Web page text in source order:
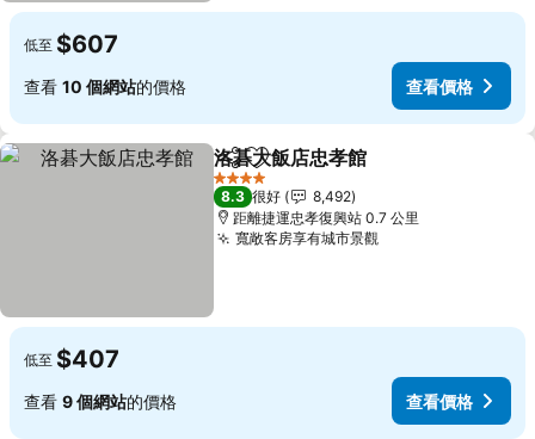
低至 $607
查看 10 個網站的價格 查看價格
分享 放到收藏夾
洛碁大飯店忠孝館
4 星級
8.3 很好
8,492
距離捷運忠孝復興站 0.7 公里
寬敞客房享有城市景觀
低至 $407
查看 9 個網站的價格 查看價格